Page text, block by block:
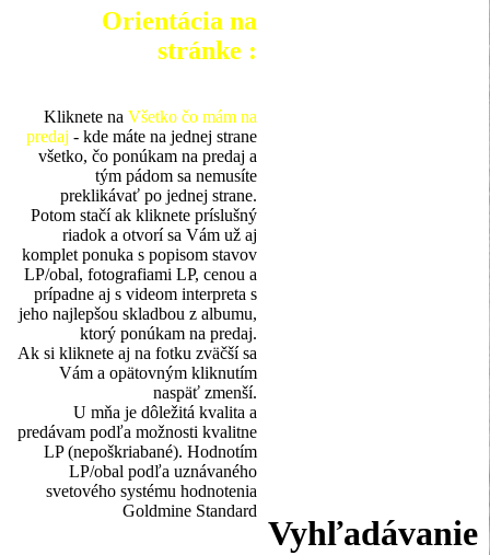
Orientácia na
stránke :
Kliknete na Všetko čo mám na
predaj - kde máte na jednej strane
všetko, čo ponúkam na predaj a
tým pádom sa nemusíte
preklikávať po jednej strane.
Potom stačí ak kliknete príslušný
riadok a otvorí sa Vám už aj
komplet ponuka s popisom stavov
LP/obal, fotografiami LP, cenou a
prípadne aj s videom interpreta s
jeho najlepšou skladbou z albumu,
ktorý ponúkam na predaj.
Ak si kliknete aj na fotku zväčší sa
Vám a opätovným kliknutím
naspäť zmenší.
U mňa je dôležitá kvalita a
predávam podľa možnosti kvalitne
LP (nepoškriabané). Hodnotím
LP/obal podľa uznávaného
svetového systému hodnotenia
Goldmine Standard
Vyhľadávanie